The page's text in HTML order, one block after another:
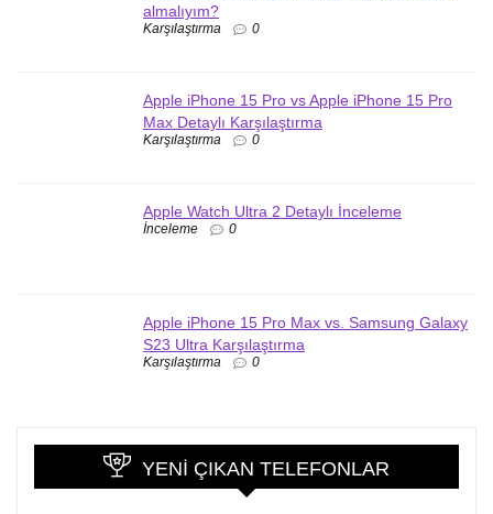
almalıyım?
Karşılaştırma 0
Apple iPhone 15 Pro vs Apple iPhone 15 Pro
Max Detaylı Karşılaştırma
Karşılaştırma 0
Apple Watch Ultra 2 Detaylı İnceleme
İnceleme 0
Apple iPhone 15 Pro Max vs. Samsung Galaxy
S23 Ultra Karşılaştırma
Karşılaştırma 0
YENI ÇIKAN TELEFONLAR